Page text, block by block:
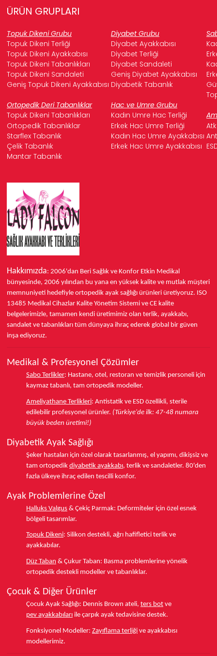
ÜRÜN GRUPLARI
Topuk Dikeni Grubu Diyabet Grubu
Topuk Dikeni Terliği
Diyabet Ayakkabısı
Topuk Dikeni Ayakkabısı
Diyabet Terliği
Topuk Dikeni Tabanlıkları
Diyabet Sandaleti
Topuk Dikeni Sandaleti
Geniş Diyabet Ayakkabısı
Geniş Topuk Dikeni Ayakkabısı Diyabetik Tabanlık
Ortopedik Deri Tabanlıklar
Hac ve Umre Grubu
Topuk Dikeni Tabanlıkları
Kadın Umre Hac Terliği
Ortopedik Tabanlıklar
Erkek Hac Umre Terliği
Starflex Tabanlık
Kadın Hac Umre Ayakkabısı
Çelik Tabanlık
Erkek Hac Umre Ayakkabısı
Mantar Tabanlık
Hakkımızda: 2006'dan Beri Sağlık ve Konfor Etkin Medikal
bünyesinde, 2006 yılından bu yana en yüksek kalite ve mutlak müşteri
memnuniyeti hedefiyle ortopedik ayak sağlığı ürünleri üretiyoruz. ISO
13485 Medikal Cihazlar Kalite Yönetim Sistemi ve CE kalite
belgelerimizle, tamamen kendi üretimimiz olan terlik, ayakkabı,
sandalet ve tabanlıkları tüm dünyaya ihraç ederek global bir güven
inşa ediyoruz.
Medikal & Profesyonel Çözümler
Sabo Terlikler: Hastane, otel, restoran ve temizlik personeli için
kaymaz tabanlı, tam ortopedik modeller.
Ameliyathane Terlikleri: Antistatik ve ESD özellikli, sterile
edilebilir profesyonel ürünler. (Türkiye'de ilk: 47-48 numara
büyük beden üretimi!)
Diyabetik Ayak Sağlığı
Şeker hastaları için özel olarak tasarlanmış, el yapımı, dikişsiz ve
tam ortopedik diyabetik ayakkabı, terlik ve sandaletler. 80'den
fazla ülkeye ihraç edilen tescilli konfor.
Ayak Problemlerine Özel
Halluks Valgus & Çekiç Parmak: Deformiteler için özel esnek
bölgeli tasarımlar.
Topuk Dikeni: Silikon destekli, ağrı hafifletici terlik ve
ayakkabılar.
Düz Taban & Çukur Taban: Basma problemlerine yönelik
ortopedik destekli modeller ve tabanlıklar.
Çocuk & Diğer Ürünler
Çocuk Ayak Sağlığı: Dennis Brown ateli, ters bot ve
pev ayakkabıları ile çarpık ayak tedavisine destek.
Fonksiyonel Modeller: Zayıflama terliği ve ayakkabısı
modellerimiz.